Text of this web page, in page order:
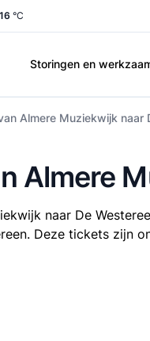
16 °C
Storingen en
Almere Muziekwijk naar
Almere
naar De
Deze tickets zijn